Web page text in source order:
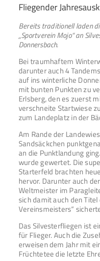
Fliegender
Bereits traditionell laden
„Sportverein Mojo“ an
Donnersbach.
Bei traumhaftem
darunter auch 4
auf ins winterliche
mit bunten Punkten zu
Erlsberg, den es zuerst
verschneite Startwiese
zum Landeplatz in der
Am Rande der
Sandsäckchen
an die Punktlandung
wurde gewertet. Die
Starterfeld brachten
hervor. Darunter auch
Weltmeister im
sich damit auch den
Vereinsmeisters“
Das Silvesterfliegen ist
für Flieger. Auch die
erweisen dem Jahr mit
Früchtetee die letzte